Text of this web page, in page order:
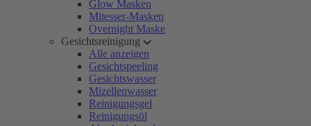
Glow Masken
Mitesser-Masken
Overnight Maske
Gesichtsreinigung
Alle anzeigen
Gesichtspeeling
Gesichtswasser
Mizellenwasser
Reinigungsgel
Reinigungsöl